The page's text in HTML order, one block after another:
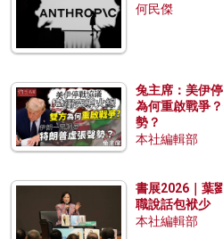
何民傑
兔主席：美伊
為何重啟戰爭
勢？
本社編輯部
書展2026｜葉
職說話包袱少
本社編輯部